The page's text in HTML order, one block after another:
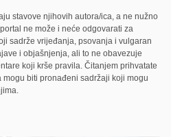
stavove njihovih autora/ica, a ne nužno
ne može i neće odgovarati za
sadrže vrijeđanja, psovanja i vulgaran
i objašnjenja, ali to ne obavezuje
koji krše pravila. Čitanjem prihvatate
biti pronađeni sadržaji koji mogu